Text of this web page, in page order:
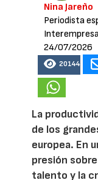
Nina Jareño
Periodista
24/07/2026
20144
La
de los
europea. En
presión
talento y la